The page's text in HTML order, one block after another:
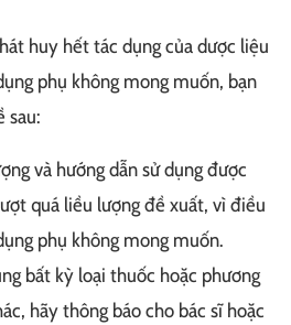
huy hết tác dụng của dược liệu
phụ không mong muốn, bạn
sau:
và hướng dẫn sử dụng được
quá liều lượng đề xuất, vì điều
phụ không mong muốn.
bất kỳ loại thuốc hoặc phương
hãy thông báo cho bác sĩ hoặc